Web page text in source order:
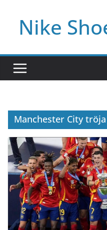
contentNike
Manchester City